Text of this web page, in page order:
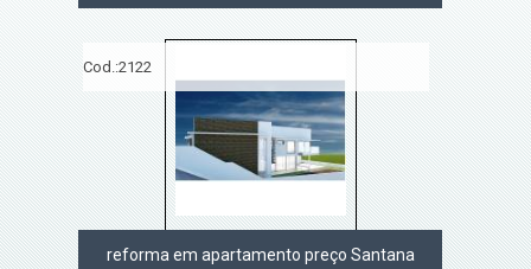
Cod.:2122
reforma em apartamento preço Santana